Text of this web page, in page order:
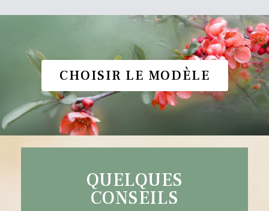
CHOISIR LE MODÈLE
QUELQUES
CONSEILS